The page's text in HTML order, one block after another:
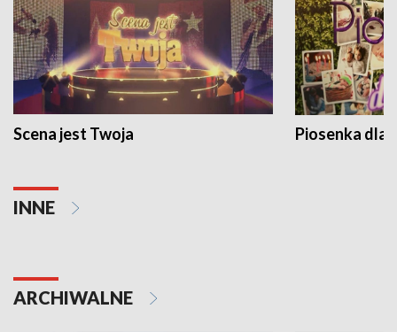
Scena jest Twoja Piosenka dla
INNE
ARCHIWALNE